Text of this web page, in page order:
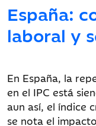
España:
laboral y
En España, la
en el IPC está
aun así, el índice
se nota el